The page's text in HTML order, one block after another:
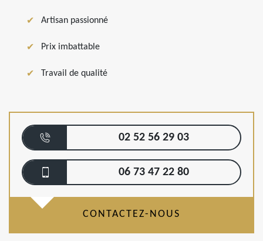
Artisan passionné
Prix imbattable
Travail de qualité
02 52 56 29 03
06 73 47 22 80
CONTACTEZ-NOUS